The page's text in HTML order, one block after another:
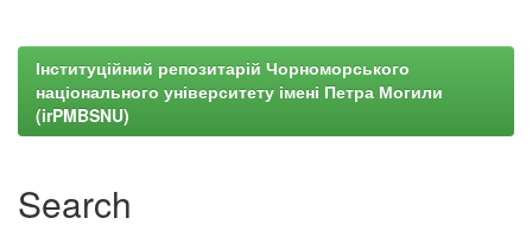
Інституційний репозитарій Чорноморського
національного університету імені Петра Могили
(irPMBSNU)
Search